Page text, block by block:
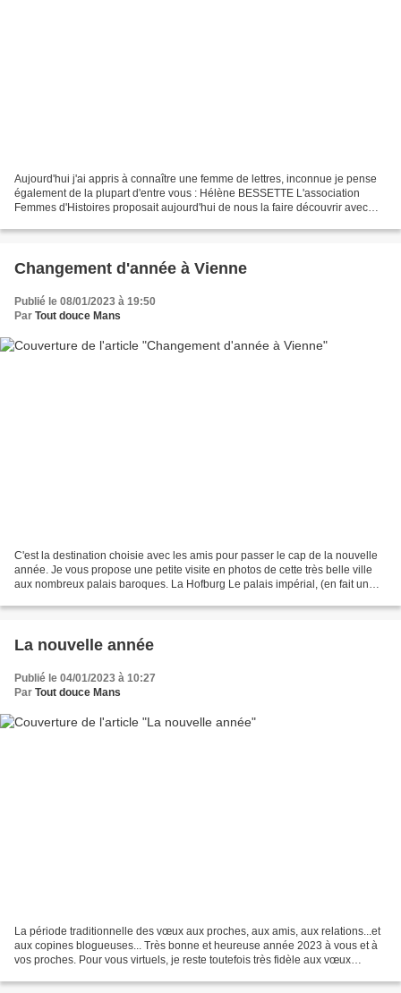
Aujourd'hui j'ai appris à connaître une femme de lettres, inconnue je pense
également de la plupart d'entre vous : Hélène BESSETTE L'association
Femmes d'Histoires proposait aujourd'hui de nous la faire découvrir avec
Changement d'année à Vienne
Publié le 08/01/2023 à 19:50
Par Tout douce Mans
C'est la destination choisie avec les amis pour passer le cap de la nouvelle
année. Je vous propose une petite visite en photos de cette très belle ville
aux nombreux palais baroques. La Hofburg Le palais impérial, (en fait un
La nouvelle année
Publié le 04/01/2023 à 10:27
Par Tout douce Mans
La période traditionnelle des vœux aux proches, aux amis, aux relations...et
aux copines blogueuses... Très bonne et heureuse année 2023 à vous et à
vos proches. Pour vous virtuels, je reste toutefois très fidèle aux vœux